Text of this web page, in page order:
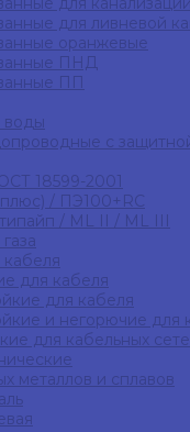
для ливневой
оранжевые
ПНД
ПП
с
18599-2001
/ ПЭ100+RC
/ ML II / ML III
для кабеля
для кабеля
и негорючие для
для кабельных
металлов и сплавов